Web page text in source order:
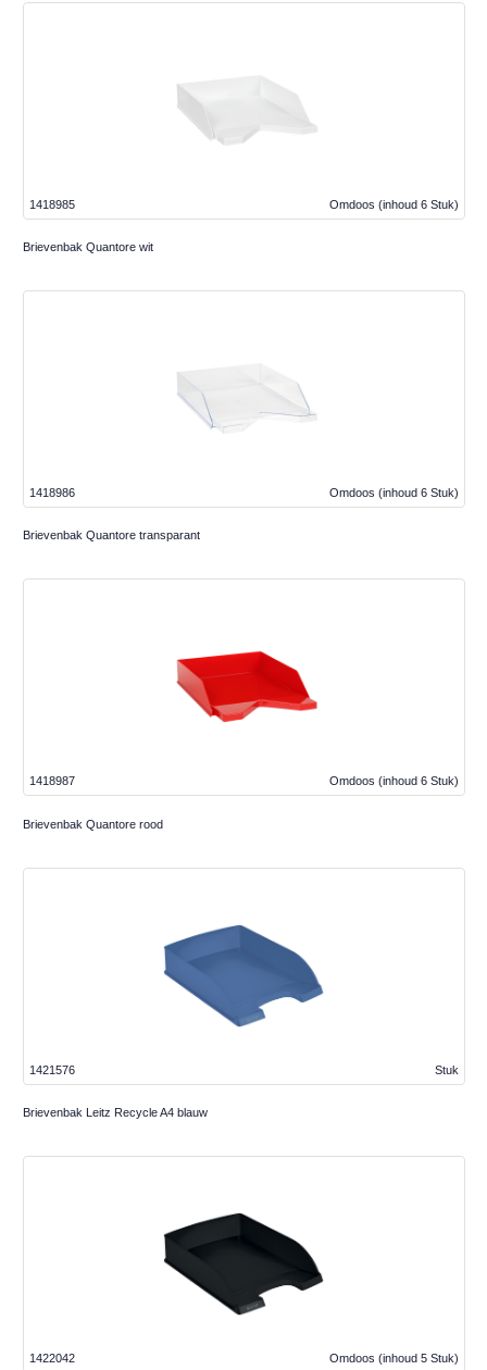
Omdoos (inhoud 6 Stuk)
1418985
Brievenbak Quantore wit
Omdoos (inhoud 6 Stuk)
1418986
Brievenbak Quantore transparant
Omdoos (inhoud 6 Stuk)
1418987
Brievenbak Quantore rood
Stuk
1421576
Brievenbak Leitz Recycle A4 blauw
Omdoos (inhoud 5 Stuk)
1422042